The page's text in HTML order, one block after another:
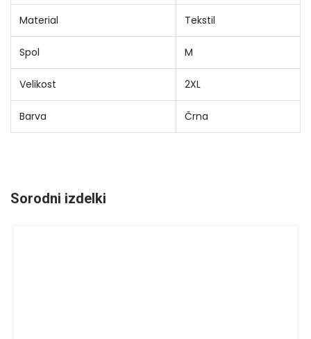
Material Tekstil
Spol M
Velikost 2XL
Barva Črna
Sorodni izdelki